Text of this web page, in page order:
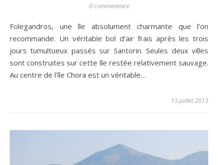
0 commentaire
Folegandros, une île absolument charmante que l’on
recommande. Un véritable bol d’air frais après les trois
jours tumultueux passés sur Santorin. Seules deux villes
sont construites sur cette île restée relativement sauvage.
Au centre de l’île Chora est un véritable…
13 juillet 2013